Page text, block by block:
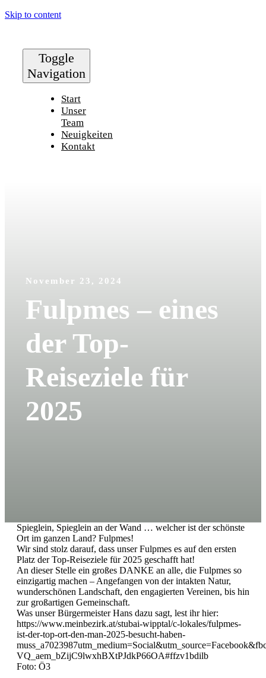
Skip to content
Toggle
Navigation
Start
Unser
Team
Neuigkeiten
Kontakt
November 23, 2024
Fulpmes – eines
der Top-
Reiseziele für
2025
Spieglein, Spieglein an der Wand … welcher ist der schönste
Ort im ganzen Land? Fulpmes!
Wir sind stolz darauf, dass unser Fulpmes es auf den ersten
Platz der Top-Reiseziele für 2025 geschafft hat!
An dieser Stelle ein großes DANKE an alle, die Fulpmes so
einzigartig machen – Angefangen von der intakten Natur,
wunderschönen Landschaft, den engagierten Vereinen, bis hin
zur großartigen Gemeinschaft.
Was unser Bürgermeister Hans dazu sagt, lest ihr hier:
https://www.meinbezirk.at/stubai-wipptal/c-lokales/fulpmes-
ist-der-top-ort-den-man-2025-besucht-haben-
VQ_aem_bZijC9lwxhBXtPJdkP66OA#ffzv1bdilb
Foto: Ö3